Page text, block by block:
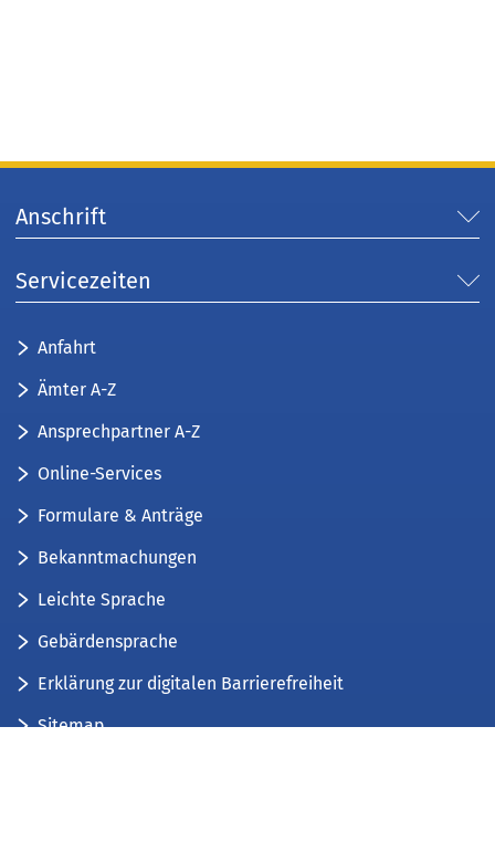
Anschrift
Servicezeiten
Anfahrt
Ämter A-Z
Ansprechpartner A-Z
Online-Services
Formulare & Anträge
Bekanntmachungen
Leichte Sprache
Gebärdensprache
Erklärung zur digitalen Barrierefreiheit
Sitemap